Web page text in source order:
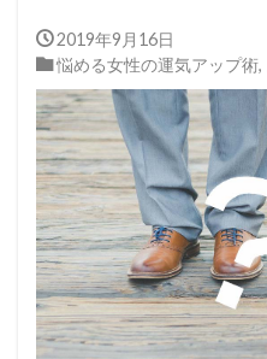
2019年9月16日
悩める女性の運気アップ術,